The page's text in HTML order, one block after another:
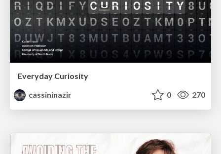
Everyday Curiosity
cassininazir
0 270